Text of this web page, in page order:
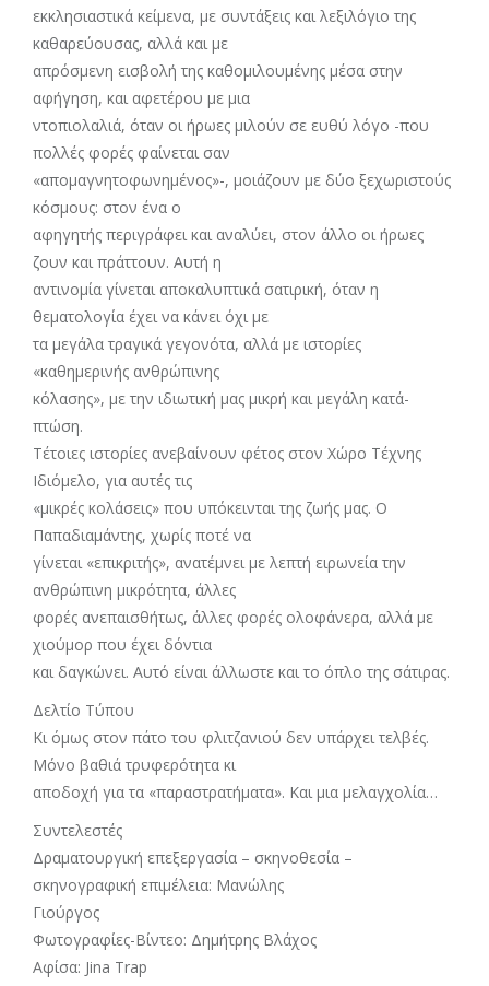
εκκλησιαστικά κείμενα, με συντάξεις και λεξιλόγιο της
καθαρεύουσας, αλλά και με
απρόσμενη εισβολή της καθομιλουμένης μέσα στην
αφήγηση, και αφετέρου με μια
ντοπιολαλιά, όταν οι ήρωες μιλούν σε ευθύ λόγο -που
πολλές φορές φαίνεται σαν
«απομαγνητοφωνημένος»-, μοιάζουν με δύο ξεχωριστούς
κόσμους: στον ένα ο
αφηγητής περιγράφει και αναλύει, στον άλλο οι ήρωες
ζουν και πράττουν. Αυτή η
αντινομία γίνεται αποκαλυπτικά σατιρική, όταν η
θεματολογία έχει να κάνει όχι με
τα μεγάλα τραγικά γεγονότα, αλλά με ιστορίες
«καθημερινής ανθρώπινης
κόλασης», με την ιδιωτική μας μικρή και μεγάλη κατά-
πτώση.
Τέτοιες ιστορίες ανεβαίνουν φέτος στον Χώρο Τέχνης
Ιδιόμελο, για αυτές τις
«μικρές κολάσεις» που υπόκεινται της ζωής μας. Ο
Παπαδιαμάντης, χωρίς ποτέ να
γίνεται «επικριτής», ανατέμνει με λεπτή ειρωνεία την
ανθρώπινη μικρότητα, άλλες
φορές ανεπαισθήτως, άλλες φορές ολοφάνερα, αλλά με
χιούμορ που έχει δόντια
και δαγκώνει. Αυτό είναι άλλωστε και το όπλο της σάτιρας.
Δελτίο Τύπου
Κι όμως στον πάτο του φλιτζανιού δεν υπάρχει τελβές.
Μόνο βαθιά τρυφερότητα κι
αποδοχή για τα «παραστρατήματα». Και μια μελαγχολία…
Συντελεστές
Δραματουργική επεξεργασία – σκηνοθεσία –
σκηνογραφική επιμέλεια: Μανώλης
Γιούργος
Φωτογραφίες-Βίντεο: Δημήτρης Βλάχος
Αφίσα: Jina Trap